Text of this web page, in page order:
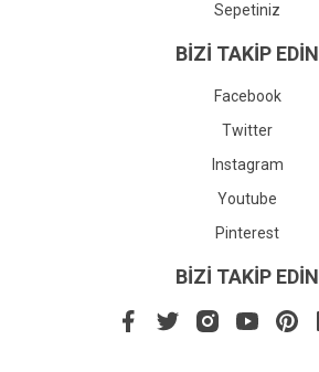
Sepetiniz
BİZİ TAKİP EDİN
Facebook
Twitter
Instagram
Youtube
Pinterest
BİZİ TAKİP EDİN